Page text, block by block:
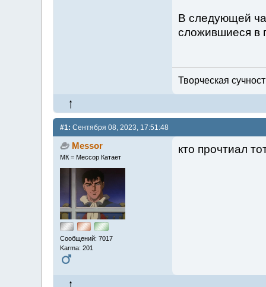
В следующей
сложившиеся в
Творческая
#1: Сентября 08, 2023, 17:51:48
Messor
МК = Мессор Катает
Сообщений: 7017
Karma: 201
кто прочтиал